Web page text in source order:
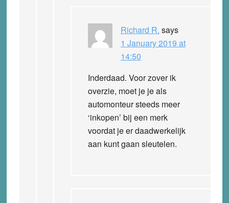
Richard R. says
1 January 2019 at
14:50
Inderdaad. Voor zover ik
overzie, moet je je als
automonteur steeds meer
‘inkopen’ bij een merk
voordat je er daadwerkelijk
aan kunt gaan sleutelen.